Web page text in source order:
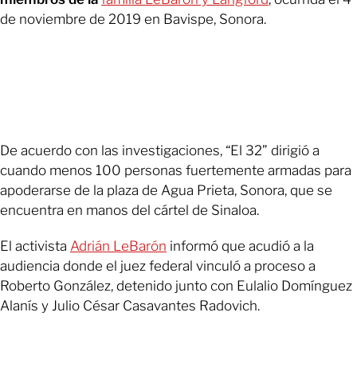
de noviembre de 2019 en Bavispe, Sonora.
De acuerdo con las investigaciones, “El 32” dirigió a
cuando menos 100 personas fuertemente armadas para
apoderarse de la plaza de Agua Prieta, Sonora, que se
encuentra en manos del cártel de Sinaloa.
El activista Adrián LeBarón informó que acudió a la
audiencia donde el juez federal vinculó a proceso a
Roberto González, detenido junto con Eulalio Domínguez
Alanís y Julio César Casavantes Radovich.